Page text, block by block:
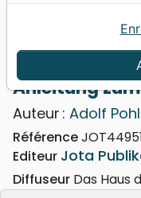
Anleitung zum
Anleitung
Auteur : Adolf Pohl
Référence
Editeur Jota
Diffuseur Das Haus